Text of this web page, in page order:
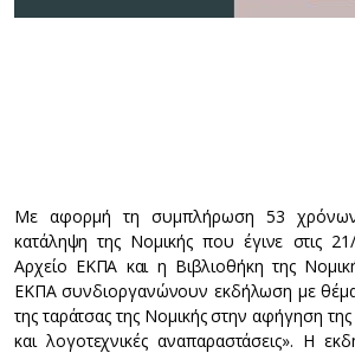
Με αφορμή τη συμπλήρωση 53 χρόνων
κατάληψη της Νομικής που έγινε στις
Αρχείο ΕΚΠΑ και η Βιβλιοθήκη της
ΕΚΠΑ συνδιοργανώνουν εκδήλωση με
της ταράτσας της Νομικής στην αφήγηση της
και λογοτεχνικές αναπαραστάσεις». Η